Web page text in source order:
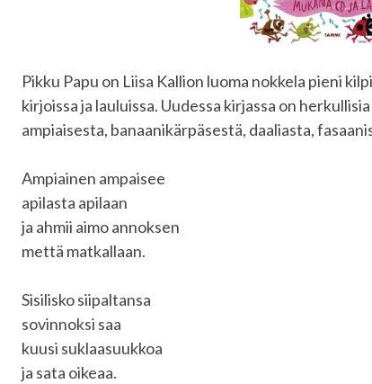
Pikku Papu on Liisa Kallion luoma nokkela pieni
kirjoissa ja lauluissa. Uudessa kirjassa on
ampiaisesta, banaanikärpäsestä, daaliasta,
Ampiainen ampaisee
apilasta apilaan
ja ahmii aimo annoksen
mettä matkallaan.
Sisilisko siipaltansa
sovinnoksi saa
kuusi suklaasuukkoa
ja sata oikeaa.